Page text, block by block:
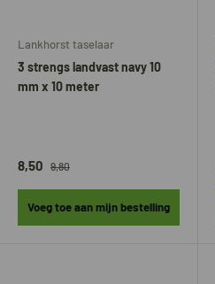
Lankhorst taselaar
3 strengs landvast navy 10
mm x 10 meter
8,50 9,80
Voeg toe aan mijn bestelling